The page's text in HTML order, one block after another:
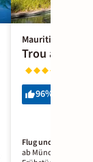
Mauritius ·
Trou aux
96%
Flug und Hotel
ab München ·